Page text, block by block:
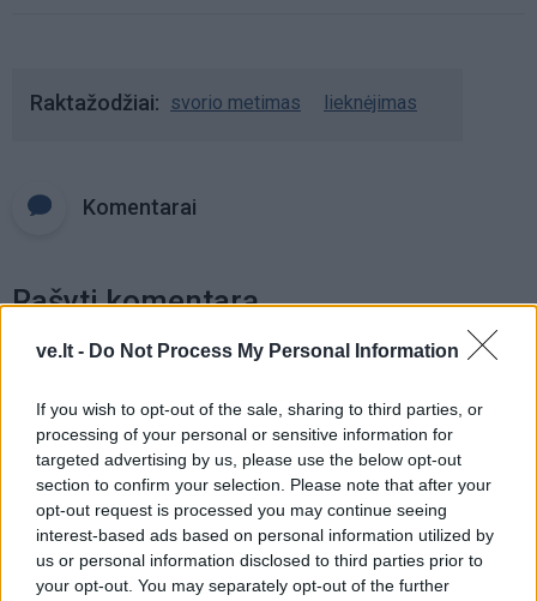
ve.lt - Do Not Process My Personal Information
If you wish to opt-out of the sale, sharing to third parties, or
processing of your personal or sensitive information for
targeted advertising by us, please use the below opt-out
section to confirm your selection. Please note that after your
opt-out request is processed you may continue seeing
interest-based ads based on personal information utilized by
us or personal information disclosed to third parties prior to
your opt-out. You may separately opt-out of the further
Raktažodžiai svorio metimas lieknėjimas
Komentarai
Rašyti komentarą
Jūsų vardas
Komentaras